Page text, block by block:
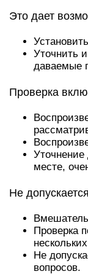
Это дает
Уточнить
даваемые
Проверка
Уточнение
месте,
Не
Проверка
Не
вопросов.